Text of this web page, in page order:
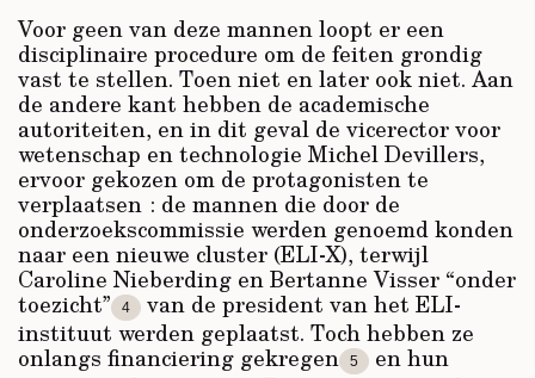
Voor geen van deze mannen loopt er een
disciplinaire procedure om de feiten grondig
vast te stellen. Toen niet en later ook niet. Aan
de andere kant hebben de academische
autoriteiten, en in dit geval de vicerector voor
wetenschap en technologie Michel Devillers,
ervoor gekozen om de protagonisten te
verplaatsen : de mannen die door de
onderzoekscommissie werden genoemd konden
naar een nieuwe cluster (ELI-X), terwijl
Caroline Nieberding en Bertanne Visser “onder
toezicht”
4
van de president van het ELI-
instituut werden geplaatst. Toch hebben ze
onlangs financiering gekregen
5
en hun